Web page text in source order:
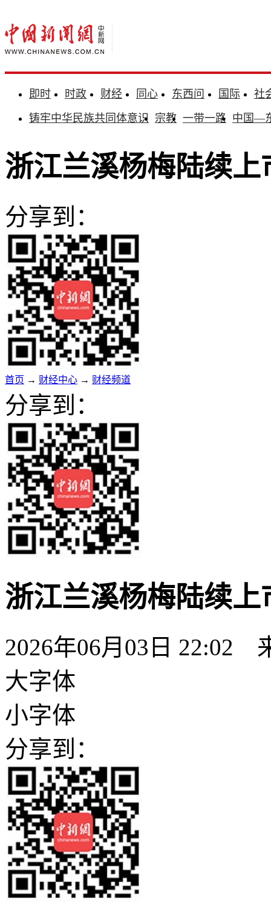
即时 时政 财经 同心 东西问 国际
社
铸牢中华民族共同体意识 宗教 一带一路 中国—
浙江兰溪杨梅陆续
分享到：
首页 → 财经中心 → 财经频道
分享到：
浙江兰溪杨梅陆续
2026年06月03日 22:02
大字体
小字体
分享到：